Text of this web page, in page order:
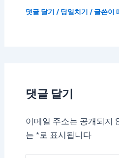
댓글 달기 / 당일치기 / 글쓴이
댓글 달기
이메일 주소는 공개되지
는 *로 표시됩니다